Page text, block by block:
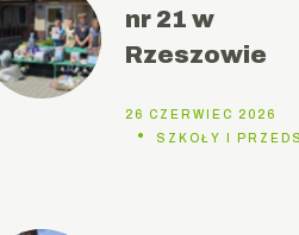
nr 21 w
Rzeszowie
26 CZERWIEC 2026
SZKOŁY I